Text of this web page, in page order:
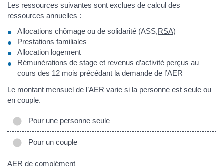
Les ressources suivantes sont exclues de calcul des
ressources annuelles :
Allocations chômage ou de solidarité (ASS,RSA)
Prestations familiales
Allocation logement
Rémunérations de stage et revenus d’activité perçus au
cours des 12 mois précédant la demande de l’AER
Le montant mensuel de l’AER varie si la personne est seule ou
en couple.
Pour une personne seule
Pour un couple
AER de complément